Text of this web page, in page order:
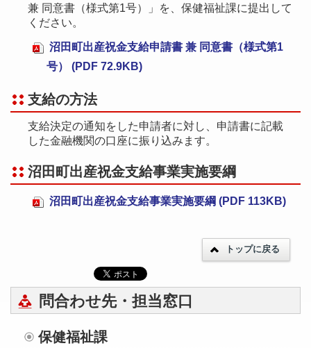
兼 同意書（様式第1号）」を、保健福祉課に提出して
ください。
沼田町出産祝金支給申請書 兼 同意書（様式第1
号） (PDF 72.9KB)
支給の方法
支給決定の通知をした申請者に対し、申請書に記載
した金融機関の口座に振り込みます。
沼田町出産祝金支給事業実施要綱
沼田町出産祝金支給事業実施要綱 (PDF 113KB)
トップに戻る
問合わせ先・担当窓口
保健福祉課